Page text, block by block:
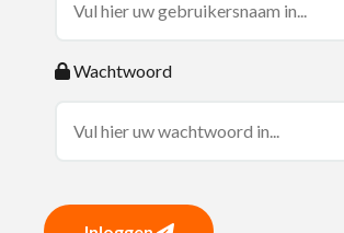
Wachtwoord